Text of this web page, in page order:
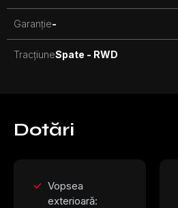
Garanție-
TracțiuneSpate - RWD
Dotări
Vopsea
exterioară: